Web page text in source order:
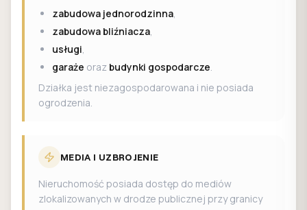
zabudowa jednorodzinna,
zabudowa bliźniacza,
usługi,
garaże oraz budynki gospodarcze.
Działka jest niezagospodarowana i nie posiada
ogrodzenia.
MEDIA I UZBROJENIE
Nieruchomość posiada dostęp do mediów
zlokalizowanych w drodze publicznej przy granicy